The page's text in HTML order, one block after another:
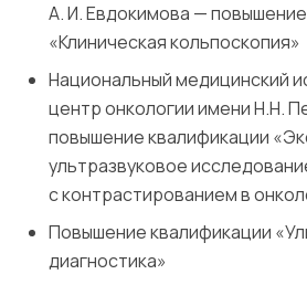
А. И. Евдокимова —
«Клиническая кольпоскопия»
Национальный медицинский
центр онкологии имени Н.Н.
повышение квалификации
ультразвуковое
с контрастированием в
Повышение квалификации
диагностика»